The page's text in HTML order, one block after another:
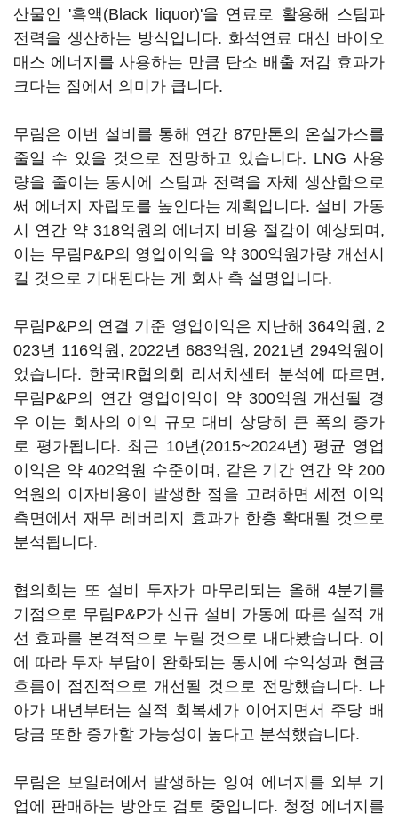
산물인 '흑액(Black liquor)'을 연료로 활용해 스팀과
전력을 생산하는 방식입니다. 화석연료 대신 바이오
매스 에너지를 사용하는 만큼 탄소 배출 저감 효과가
크다는 점에서 의미가 큽니다.
무림은 이번 설비를 통해 연간 87만톤의 온실가스를
줄일 수 있을 것으로 전망하고 있습니다. LNG 사용
량을 줄이는 동시에 스팀과 전력을 자체 생산함으로
써 에너지 자립도를 높인다는 계획입니다. 설비 가동
시 연간 약 318억원의 에너지 비용 절감이 예상되며,
이는 무림P&P의 영업이익을 약 300억원가량 개선시
킬 것으로 기대된다는 게 회사 측 설명입니다.
무림P&P의 연결 기준 영업이익은 지난해 364억원, 2
023년 116억원, 2022년 683억원, 2021년 294억원이
었습니다. 한국IR협의회 리서치센터 분석에 따르면,
무림P&P의 연간 영업이익이 약 300억원 개선될 경
우 이는 회사의 이익 규모 대비 상당히 큰 폭의 증가
로 평가됩니다. 최근 10년(2015~2024년) 평균 영업
이익은 약 402억원 수준이며, 같은 기간 연간 약 200
억원의 이자비용이 발생한 점을 고려하면 세전 이익
측면에서 재무 레버리지 효과가 한층 확대될 것으로
분석됩니다.
협의회는 또 설비 투자가 마무리되는 올해 4분기를
기점으로 무림P&P가 신규 설비 가동에 따른 실적 개
선 효과를 본격적으로 누릴 것으로 내다봤습니다. 이
에 따라 투자 부담이 완화되는 동시에 수익성과 현금
흐름이 점진적으로 개선될 것으로 전망했습니다. 나
아가 내년부터는 실적 회복세가 이어지면서 주당 배
당금 또한 증가할 가능성이 높다고 분석했습니다.
무림은 보일러에서 발생하는 잉여 에너지를 외부 기
업에 판매하는 방안도 검토 중입니다. 청정 에너지를